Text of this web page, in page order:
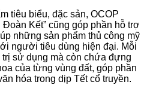
tiêu biểu, đặc sản, OCOP
Kết” cũng góp phần hỗ trợ
những sản phẩm thủ công mỹ
người tiêu dùng hiện đại. Mỗi
sử dụng mà còn chứa đựng
của từng vùng đất, góp phần
hóa trong dịp Tết cổ truyền.